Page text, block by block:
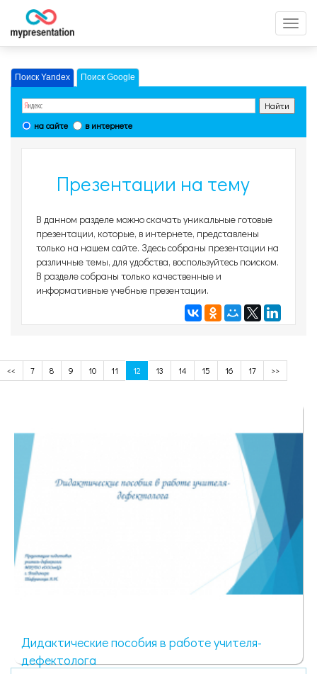
меню
Поиск Yandex Поиск Google
на сайте в интернете
Презентации на тему
страница 12
В данном разделе можно скачать уникальные готовые
презентации, которые, в интернете, представлены
только на нашем сайте. Здесь собраны презентации на
различные темы, для удобства, воспользуйтесь поиском.
В разделе собраны только качественные и
информативные учебные презентации.
<< 7 8 9 10 11 12 13 14 15 16 17 >>
Дидактические пособия в работе учителя-
дефектолога